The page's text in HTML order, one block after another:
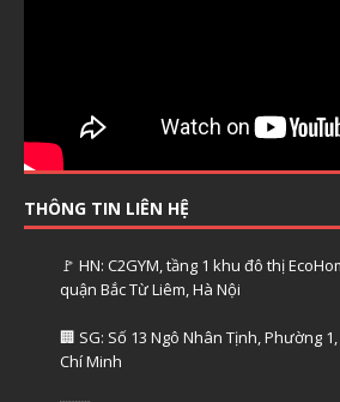
THÔNG TIN LIÊN HỆ
🚩 HN: C2GYM, tầng 1 khu đô thị
quận Bắc Từ Liêm, Hà Nội
🏢 SG: Số 13 Ngô Nhân Tịnh, Phường
Chí Minh